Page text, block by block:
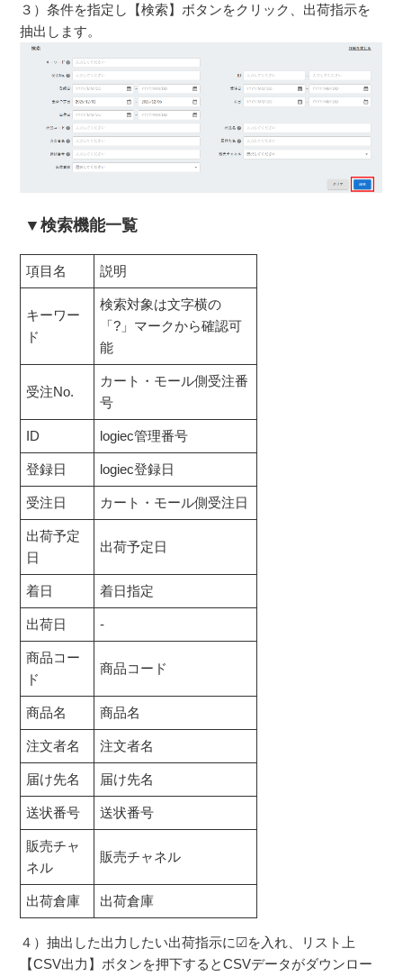
３）条件を指定し【検索】ボタンをクリック、出荷指示を
抽出します。
▼検索機能一覧
項目名 説明
キーワー
ド
検索対象は文字横の
「?」マークから確認可
能
受注No.
カート・モール側受注番
号
ID logiec管理番号
登録日 logiec登録日
受注日 カート・モール側受注日
出荷予定
日
出荷予定日
着日 着日指定
出荷日 -
商品コー
ド
商品コード
商品名 商品名
注文者名 注文者名
届け先名 届け先名
送状番号 送状番号
販売チャ
ネル
販売チャネル
出荷倉庫 出荷倉庫
４）抽出した出力したい出荷指示に☑を入れ、リスト上
【CSV出力】ボタンを押下するとCSVデータがダウンロー